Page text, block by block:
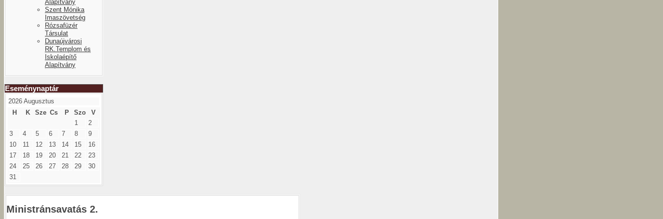
Alapítvány
Szent Mónika
Imaszövetség
Rózsafüzér
Társulat
Dunaújvárosi
RK.Templom és
Iskolaépítő
Alapítvány
Eseménynaptár
2026 Augusztus
H
K Sze Cs P Szo
V
1
2
3
4 5 6 7 8
9
10
11 12 13 14 15
16
17
18 19 20 21 22
23
24
25 26 27 28 29
30
31
Ministránsavatás 2.